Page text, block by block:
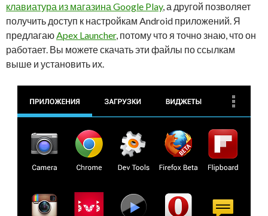
клавиатура из магазина Google Play, а другой позволяет
получить доступ к настройкам Android приложений. Я
предлагаюApex Launcher, потому что я точно знаю, что он
работает. Вы можете скачать эти файлы по ссылкам
выше и установить их.